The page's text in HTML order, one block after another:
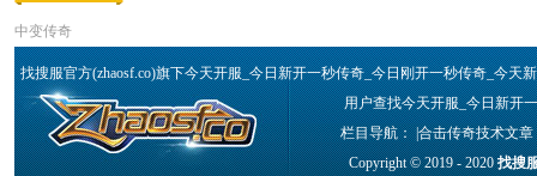
中变传奇
找搜服官方(zhaosf.co)旗下今天开服_今日新开一秒传奇_今日刚开一秒传奇_今
用户查找今天开服_今日新开
栏目导航： |合击传奇技术文章
Copyright © 2019 - 2020找搜